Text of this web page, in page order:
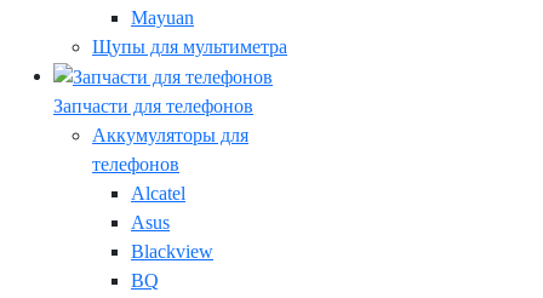
Mayuan
Щупы для мультиметра
Запчасти для телефонов
Аккумуляторы для
телефонов
Alcatel
Asus
Blackview
BQ